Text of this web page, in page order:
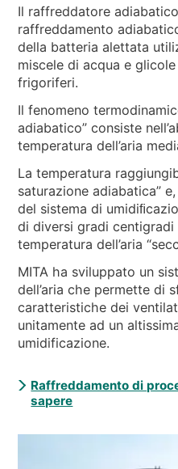
Il raffreddatore
raffreddamento
della batteria alettata
miscele di acqua e
frigoriferi.
Il fenomeno
adiabatico” consiste
temperatura dell’aria
La temperatura
saturazione adiabatica”
del sistema di
di diversi gradi
temperatura dell’aria
MITA ha sviluppato un
dell’aria che permette di
caratteristiche dei
unitamente ad un
umidificazione.
Raffreddamento di
sapere